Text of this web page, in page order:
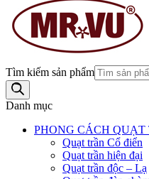
Tìm kiếm sản phẩm
Danh mục
PHONG CÁCH QUẠT
Quạt trần Cổ điển
Quạt trần hiện đại
Quạt trần độc – Lạ